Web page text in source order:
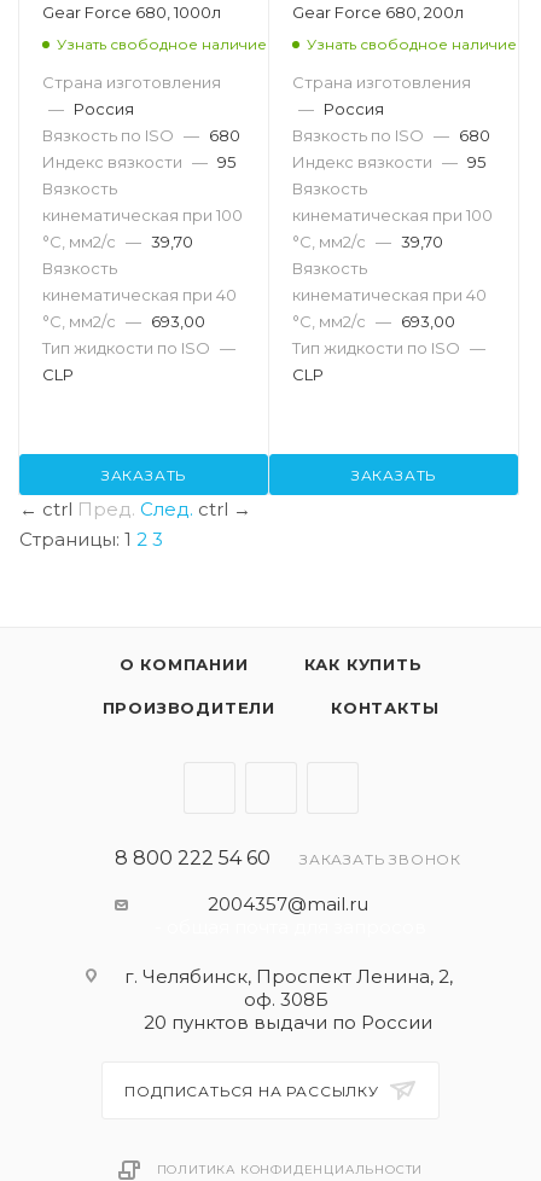
Gear Force 680, 1000л
Узнать свободное наличие
Страна изготовления
— Россия
Вязкость по ISO — 680
Индекс вязкости — 95
Вязкость
кинематическая при 100
°С, мм2/с — 39,70
Вязкость
кинематическая при 40
°С, мм2/с — 693,00
Тип жидкости по ISO —
CLP
ЗАКАЗАТЬ
Gear Force 680, 200л
Узнать свободное наличие
Страна изготовления
— Россия
Вязкость по ISO — 680
Индекс вязкости — 95
Вязкость
кинематическая при 100
°С, мм2/с — 39,70
Вязкость
кинематическая при 40
°С, мм2/с — 693,00
Тип жидкости по ISO —
CLP
ЗАКАЗАТЬ
← ctrl Пред. След. ctrl →
Страницы: 1 2 3
О КОМПАНИИ КАК КУПИТЬ
ПРОИЗВОДИТЕЛИ КОНТАКТЫ
8 800 222 54 60 ЗАКАЗАТЬ ЗВОНОК
2004357@mail.ru
г. Челябинск, Проспект Ленина, 2,
оф. 308Б
20 пунктов выдачи по России
ПОДПИСАТЬСЯ НА РАССЫЛКУ
ПОЛИТИКА КОНФИДЕНЦИАЛЬНОСТИ